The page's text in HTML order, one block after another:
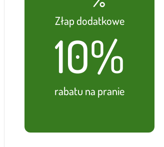
Złap dodatkowe
10%
rabatu na pranie